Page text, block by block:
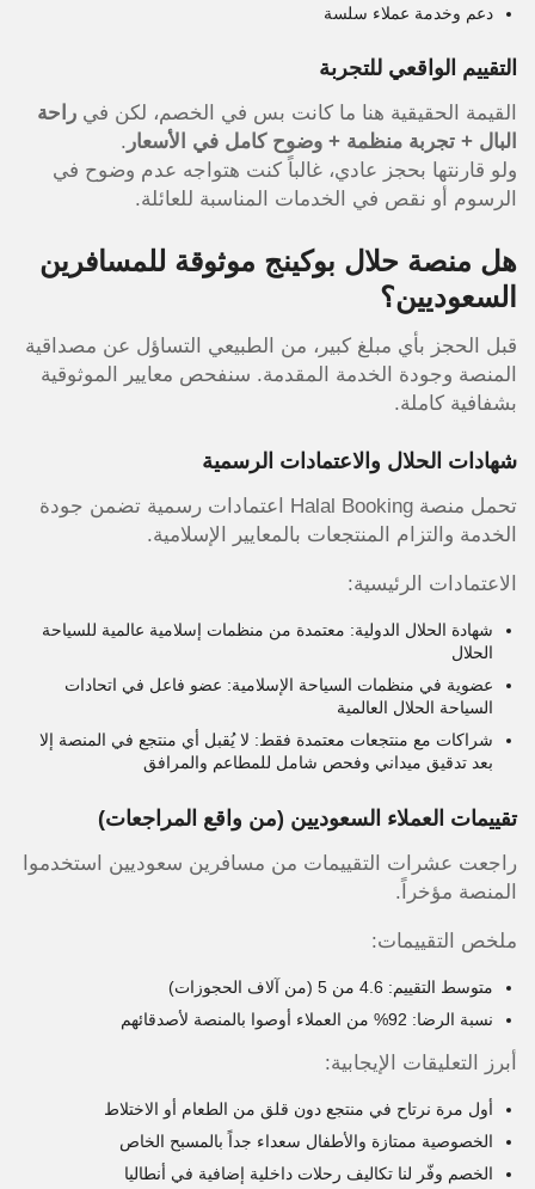
دعم وخدمة عملاء سلسة
التقييم الواقعي للتجربة
القيمة الحقيقية هنا ما كانت بس في الخصم، لكن في راحة
البال + تجربة منظمة + وضوح كامل في الأسعار .
ولو قارنتها بحجز عادي، غالباً كنت هتواجه عدم وضوح في
الرسوم أو نقص في الخدمات المناسبة للعائلة.
هل منصة حلال بوكينج موثوقة للمسافرين
السعوديين؟
قبل الحجز بأي مبلغ كبير، من الطبيعي التساؤل عن مصداقية
المنصة وجودة الخدمة المقدمة. سنفحص معايير الموثوقية
بشفافية كاملة.
شهادات الحلال والاعتمادات الرسمية
تحمل منصة Halal Booking اعتمادات رسمية تضمن جودة
الخدمة والتزام المنتجعات بالمعايير الإسلامية.
الاعتمادات الرئيسية:
شهادة الحلال الدولية: معتمدة من منظمات إسلامية عالمية للسياحة
الحلال
عضوية في منظمات السياحة الإسلامية: عضو فاعل في اتحادات
السياحة الحلال العالمية
شراكات مع منتجعات معتمدة فقط: لا يُقبل أي منتجع في المنصة إلا
بعد تدقيق ميداني وفحص شامل للمطاعم والمرافق
تقييمات العملاء السعوديين (من واقع المراجعات)
راجعت عشرات التقييمات من مسافرين سعوديين استخدموا
المنصة مؤخراً.
ملخص التقييمات:
متوسط التقييم: 4.6 من 5 (من آلاف الحجوزات)
نسبة الرضا: 92% من العملاء أوصوا بالمنصة لأصدقائهم
أبرز التعليقات الإيجابية:
أول مرة نرتاح في منتجع دون قلق من الطعام أو الاختلاط
الخصوصية ممتازة والأطفال سعداء جداً بالمسبح الخاص
الخصم وفّر لنا تكاليف رحلات داخلية إضافية في أنطاليا